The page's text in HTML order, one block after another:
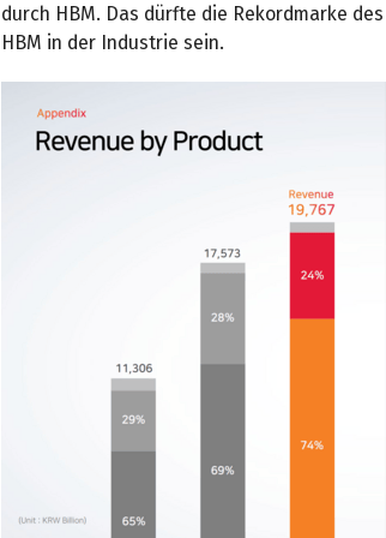
durch HBM. Das dürfte die Rekordmarke
HBM in der Industrie sein.